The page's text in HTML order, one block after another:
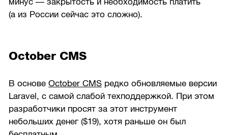
(а из России сейчас это сложно).
October CMS
В основеOctober CMS редко обновляемые версии
Laravel, с самой слабой техподдержкой. При этом
разработчики просят за этот инструмент
небольших денег ($19), хотя раньше он был